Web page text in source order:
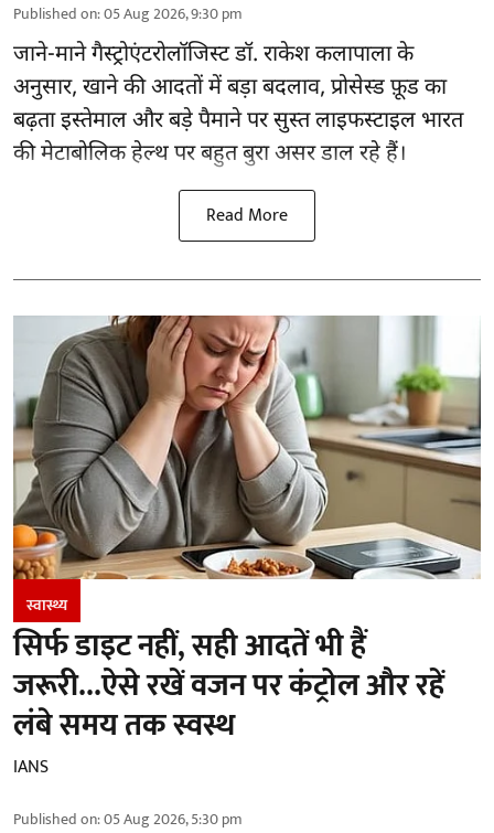
Published on:05 Aug 2026, 9:30 pm
जाने-माने गैस्ट्रोएंटरोलॉजिस्ट डॉ. राकेश कलापाला के
अनुसार, खाने की आदतोंमें बड़ा बदलाव, प्रोसेस्ड फ़ूड का
बढ़ता इस्तेमाल और बड़े पैमाने पर सुस्त लाइफस्टाइल भारत
की मेटाबोलिक हेल्थ पर बहुत बुरा असर डाल रहे हैं।
Read More
स्वास्थ्य
सिर्फ डाइट नहीं, सही आदतें भी हैं
जरूरी...ऐसे रखें वजन पर कंट्रोल और रहें
लंबे समय तक स्वस्थ
IANS
Published on:05 Aug 2026, 5:30 pm